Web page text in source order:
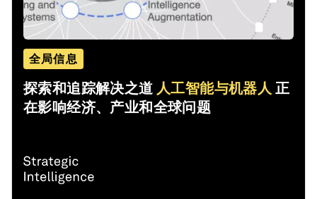
全局信息
探索和追踪解决之道 人工智能与机器人 正
在影响经济、产业和全球问题